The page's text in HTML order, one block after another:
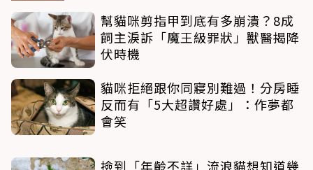
幫貓咪剪指甲到底有多崩潰？8成
飼主淚訴「魔王級罪狀」獸醫揭降
伏時機
貓咪拒絕跟你同寢別難過！分房睡
反而有「5大超讚好處」：作夢都
會笑
撿到「年齡不詳」流浪貓想知道幾